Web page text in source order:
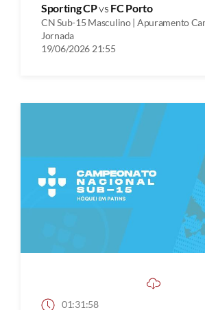
Sporting CPvs FC Porto
CN Sub-15 Masculino | Apuramento
Jornada
19/06/2026 21:55
01:31:58